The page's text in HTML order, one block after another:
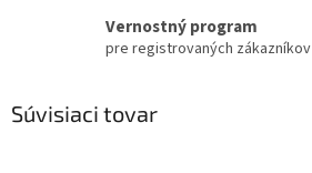
Vernostný program
pre registrovaných zákazníkov
Súvisiaci tovar